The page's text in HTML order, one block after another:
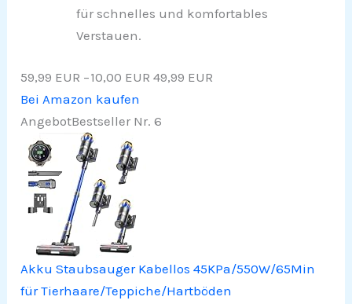
für schnelles und komfortables
Verstauen.
59,99 EUR −10,00 EUR 49,99 EUR
Bei Amazon kaufen
AngebotBestseller Nr. 6
Akku Staubsauger Kabellos 45KPa/550W/65Min
für Tierhaare/Teppiche/Hartböden